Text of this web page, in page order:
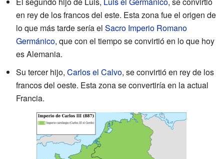
en rey de los francos del este. Esta zona fue el origen de
lo que más tarde sería el Sacro Imperio Romano
Germánico, que con el tiempo se convirtió en lo que hoy
es Alemania.
Su tercer hijo, Carlos el Calvo, se convirtió en rey de los
francos del oeste. Esta zona se convertiría en la actual
Francia.